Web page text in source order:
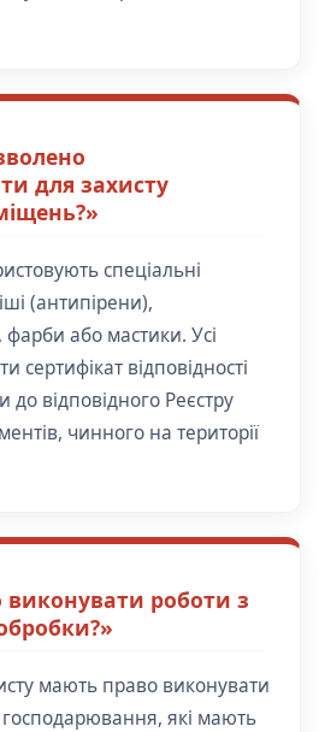
для захисту
спеціальні
(антипірени),
фарби або мастики. Усі
сертифікат відповідності
відповідного Реєстру
чинного на території
роботи з
мають право виконувати
господарювання, які мають